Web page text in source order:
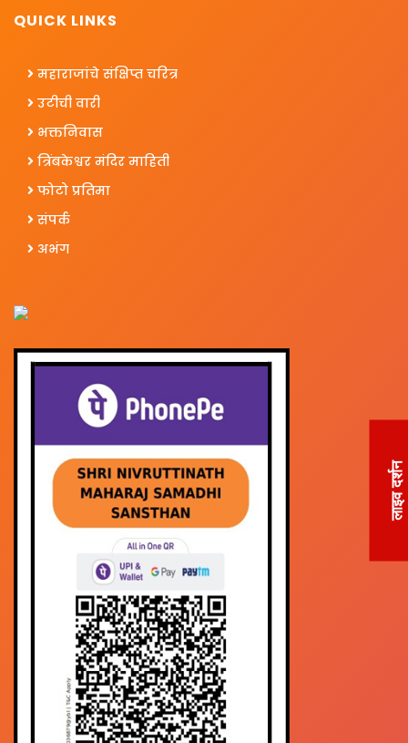
लाइव दर्शन
QUICK LINKS
महाराजांचे संक्षिप्त चरित्र
उटीची वारी
भक्तनिवास
त्रिंबकेश्वर मंदिर माहिती
फोटो प्रतिमा
संपर्क
अभंग